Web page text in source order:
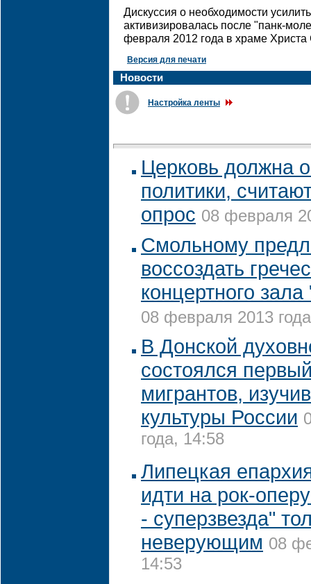
Дискуссия о необходимости
активизировалась после "панк-
февраля 2012 года в храме Христа
Версия для печати
Новости
Настройка ленты
Церковь должна
политики,
опрос 08 февраля
Смольному
воссоздать
концертного
08 февраля 2013
В Донской
состоялся
мигрантов,
культуры России
года, 14:58
Липецкая
идти на рок-
- суперзвезда"
неверующим 08
14:53